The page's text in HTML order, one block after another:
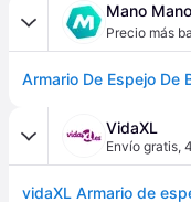
Mano Mano
Precio más
VidaXL
Envío gratis,